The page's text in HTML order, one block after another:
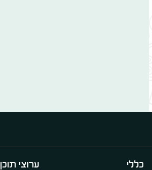
כללי ערוצי תוכן